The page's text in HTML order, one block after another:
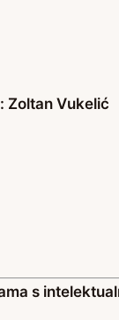
Zoltan Vukelić
s